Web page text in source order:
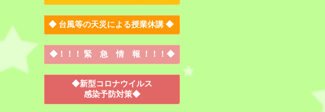
◆ 台風等の天災による授業休講 ◆
◆ ！！！ 緊 急 情 報 ！！！ ◆
◆新型コロナウイルス
感染予防対策◆